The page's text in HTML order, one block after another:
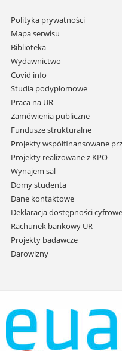
Pomiń
nawigację
i
przejdź
do
treści
Polityka prywatności
Mapa serwisu
Biblioteka
Wydawnictwo
Covid info
Studia podyplomowe
Praca na UR
Zamówienia publiczne
Fundusze strukturalne
Projekty współfinansowane
Projekty realizowane z KPO
Wynajem sal
Domy studenta
Dane kontaktowe
Deklaracja dostępności
Rachunek bankowy UR
Projekty badawcze
Darowizny